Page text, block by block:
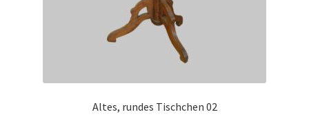
Altes, rundes Tischchen 02